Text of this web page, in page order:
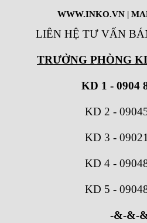
WWW.INKO.VN|
LIÊN HỆ TƯ VẤN
TRƯỞNG PHÒNG
KD 1 - 0904
KD 2 -
KD 3 -
KD 4 -
KD 5 -
-&-&-